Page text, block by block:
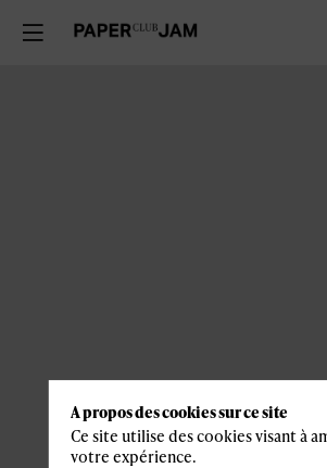
A propos des cookies sur ce site
Ce site utilise des cookies visant à
votre expérience.